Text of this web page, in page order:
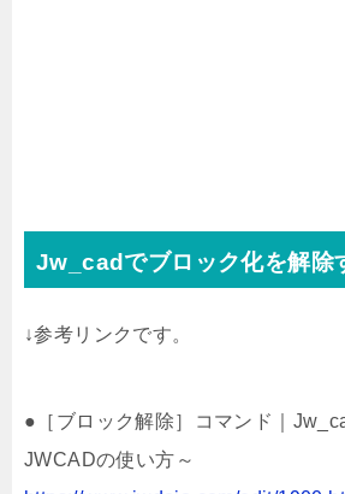
Jw_cadでブロック化を解除
↓参考リンクです。
●［ブロック解除］コマンド｜
JWCADの使い方～